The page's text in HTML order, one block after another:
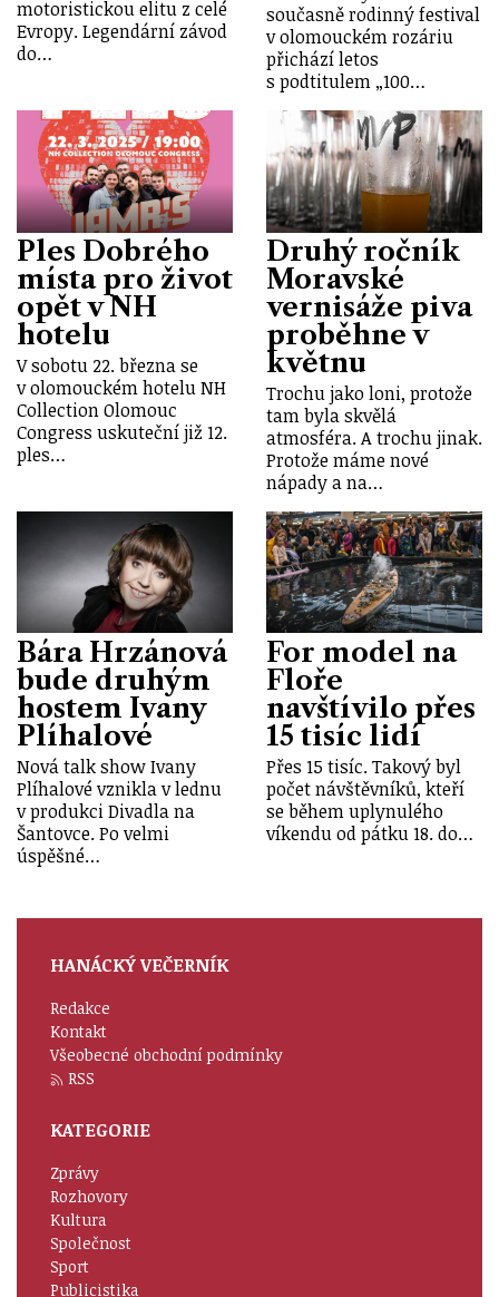
motoristickou elitu z celé
Evropy. Legendární závod
do…
současně rodinný festival
v olomouckém rozáriu
přichází letos
s podtitulem „100…
Ples Dobrého
místa pro život
opět v NH
hotelu
V sobotu 22. března se
v olomouckém hotelu NH
Collection Olomouc
Congress uskuteční již 12.
ples…
Druhý ročník
Moravské
vernisáže piva
proběhne v
květnu
Trochu jako loni, protože
tam byla skvělá
atmosféra. A trochu jinak.
Protože máme nové
nápady a na…
Bára Hrzánová
bude druhým
hostem Ivany
Plíhalové
Nová talk show Ivany
Plíhalové vznikla v lednu
v produkci Divadla na
Šantovce. Po velmi
úspěšné…
For model na
Floře
navštívilo přes
15 tisíc lidí
Přes 15 tisíc. Takový byl
počet návštěvníků, kteří
se během uplynulého
víkendu od pátku 18. do…
HANÁCKÝ VEČERNÍK
Redakce
Kontakt
Všeobecné obchodní podmínky
RSS
KATEGORIE
Zprávy
Rozhovory
Kultura
Společnost
Sport
Publicistika